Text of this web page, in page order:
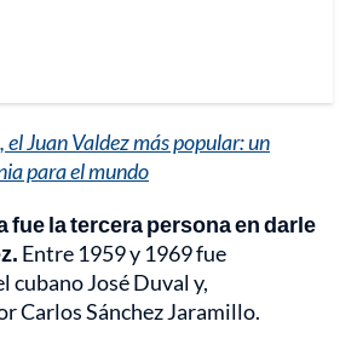
Juan Valdez más popular: un
para el mundo
fue la tercera persona en darle
Entre 1959 y 1969 fue
cubano José Duval y,
Carlos Sánchez Jaramillo.